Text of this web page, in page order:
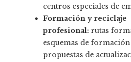
centros especiales de
Formación y reciclaje
profesional: rutas
esquemas de
propuestas de